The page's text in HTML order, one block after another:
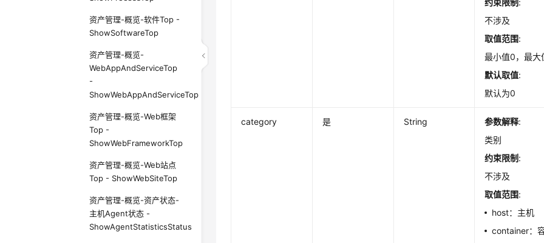
资产管理-概览-软件Top -
ShowSoftwareTop
资产管理-概览-
WebAppAndServiceTop
-
ShowWebAppAndServiceTop
资产管理-概览-Web框架
Top -
ShowWebFrameworkTop
资产管理-概览-Web站点
Top - ShowWebSiteTop
资产管理-概览-资产状态-
主机Agent状态 -
ShowAgentStatisticsStatus
约束限制 :
不涉及
取值范围:
最小值0，最
默认取值:
默认为0
category 是 String 参数解释:
类别
约束限制 :
不涉及
取值范围:
host：主机
container：